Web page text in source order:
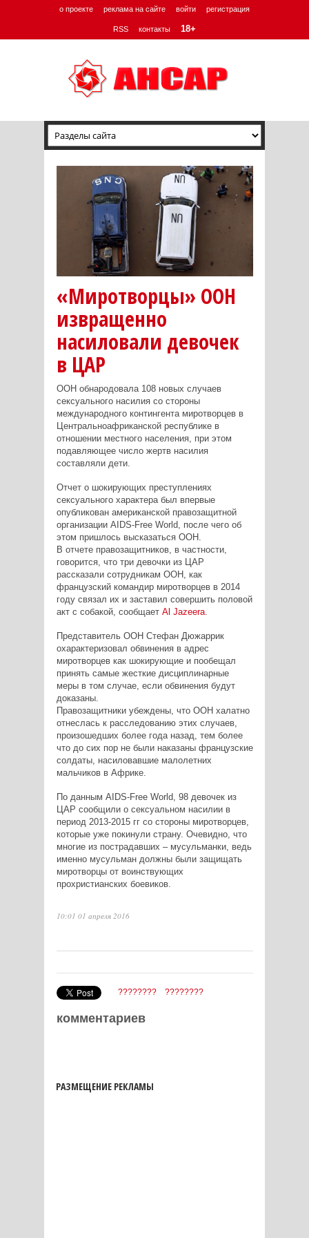
о проекте реклама на сайте войти регистрация
RSS контакты 18+
«Миротворцы» ООН
извращенно
насиловали девочек
в ЦАР
ООН обнародовала 108 новых случаев
сексуального насилия со стороны
международного контингента миротворцев в
Центральноафриканской республике в
отношении местного населения, при этом
подавляющее число жертв насилия
составляли дети.
Отчет о шокирующих преступлениях
сексуального характера был впервые
опубликован американской правозащитной
организации AIDS-Free World, после чего об
этом пришлось высказаться ООН.
В отчете правозащитников, в частности,
говорится, что три девочки из ЦАР
рассказали сотрудникам ООН, как
французский командир миротворцев в 2014
году связал их и заставил совершить половой
акт с собакой, сообщает Al Jazeera.
Представитель ООН Стефан Дюжаррик
охарактеризовал обвинения в адрес
миротворцев как шокирующие и пообещал
принять самые жесткие дисциплинарные
меры в том случае, если обвинения будут
доказаны.
Правозащитники убеждены, что ООН халатно
отнеслась к расследованию этих случаев,
произошедших более года назад, тем более
что до сих пор не были наказаны французские
солдаты, насиловавшие малолетних
мальчиков в Африке.
По данным AIDS-Free World, 98 девочек из
ЦАР сообщили о сексуальном насилии в
период 2013-2015 гг со стороны миротворцев,
которые уже покинули страну. Очевидно, что
многие из пострадавших – мусульманки, ведь
именно мусульман должны были защищать
миротворцы от воинствующих
прохристианских боевиков.
10:01 01 апреля 2016
???????? ????????
комментариев
РАЗМЕЩЕНИЕ РЕКЛАМЫ